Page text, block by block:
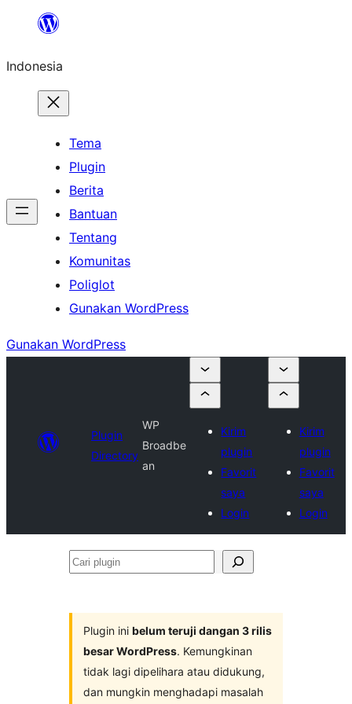
Lewati
konten
Indonesia
Tema
Plugin
Berita
Bantuan
Tentang
Komunitas
Poliglot
Gunakan WordPress
Gunakan WordPress
Plugin
Directory
WP
Broadbe
an
Kirim
plugin
Favorit
saya
Login
Kirim
plugin
Favorit
saya
Login
Cari
Plugin ini belum teruji dangan 3 rilis
besar WordPress. Kemungkinan
tidak lagi dipelihara atau didukung,
dan mungkin menghadapi masalah